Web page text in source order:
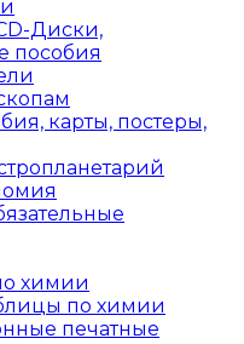
Диски,
пособия
карты, постеры,
химии
по химии
печатные